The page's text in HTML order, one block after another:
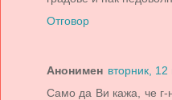
Отговор
Анонимен вторник,
Само да Ви кажа, че г-